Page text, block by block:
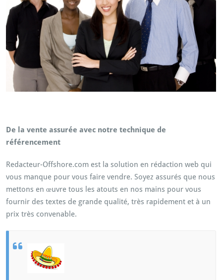
De la vente assurée avec notre technique de
référencement
Redacteur-Offshore.com est la solution en rédaction web qui
vous manque pour vous faire vendre. Soyez assurés que nous
mettons en œuvre tous les atouts en nos mains pour vous
fournir des textes de grande qualité, très rapidement et à un
prix très convenable.